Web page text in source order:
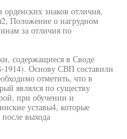
знаков отличия,
Положение о нагрудном
за отличия по
содержащиеся в Своде
Основу СВП составили
отметить, что в
являлся по существу
при обучении и
уставы4, которые
выхода